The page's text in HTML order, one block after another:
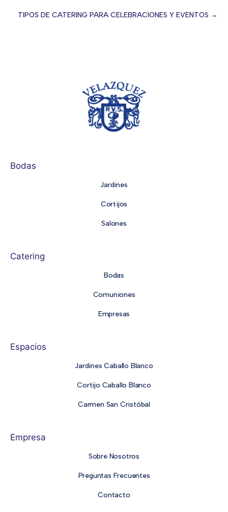
Posts
TIPOS DE CATERING PARA CELEBRACIONES Y EVENTOS →
Bodas
Jardines
Cortijos
Salones
Catering
Bodas
Comuniones
Empresas
Espacios
Jardines Caballo Blanco
Cortijo Caballo Blanco
Carmen San Cristóbal
Empresa
Sobre Nosotros
Preguntas Frecuentes
Contacto